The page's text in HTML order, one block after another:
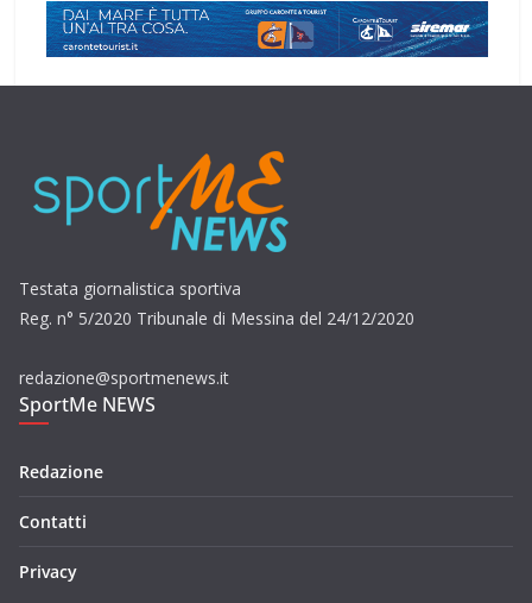
Testata giornalistica sportiva
Reg. n° 5/2020 Tribunale di Messina del 24/12/2020
redazione@sportmenews.it
SportMe NEWS
Redazione
Contatti
Privacy